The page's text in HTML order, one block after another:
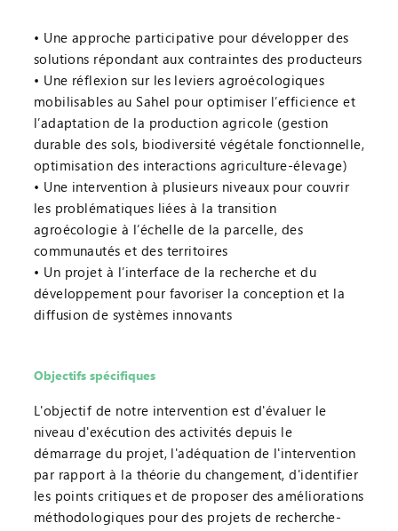
Une approche participative pour développer des
solutions répondant aux contraintes des producteurs
Une réflexion sur les leviers agroécologiques
mobilisables au Sahel pour optimiser l’efficience et
l’adaptation de la production agricole (gestion
durable des sols, biodiversité végétale fonctionnelle,
optimisation des interactions agriculture-élevage)
Une intervention à plusieurs niveaux pour couvrir
les problématiques liées à la transition
agroécologie à l’échelle de la parcelle, des
communautés et des territoires
Un projet à l’interface de la recherche et du
développement pour favoriser la conception et la
diffusion de systèmes innovants
Objectifs spécifiques
L'objectif de notre intervention est d'évaluer le
niveau d'exécution des activités depuis le
démarrage du projet, l'adéquation de l'intervention
par rapport à la théorie du changement, d'identifier
les points critiques et de proposer des améliorations
méthodologiques pour des projets de recherche-